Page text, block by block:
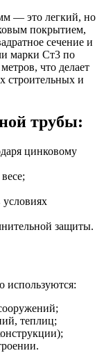
— это легкий, но
покрытием,
сечение и
марки Ст3 по
что делает
строительных и
трубы:
цинковому
условиях
защиты.
теплиц;